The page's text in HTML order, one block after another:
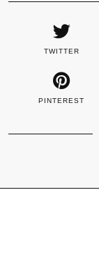
TWITTER
PINTEREST